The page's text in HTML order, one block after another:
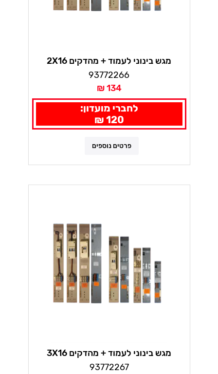
מגש בינוני לעמוד + מהדקים 2X16
93772266
134 ₪
לחברי מועדון:
120 ₪
פרטים נוספים
מגש בינוני לעמוד + מהדקים 3X16
93772267